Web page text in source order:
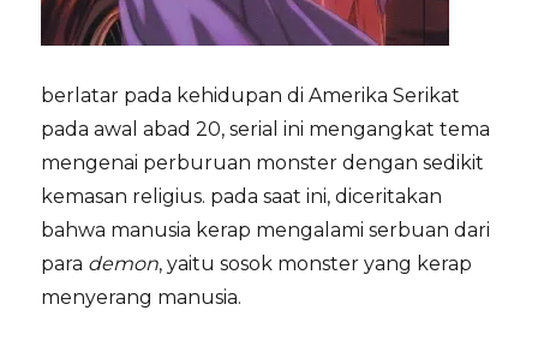
berlatar pada kehidupan di Amerika Serikat
pada awal abad 20, serial ini mengangkat tema
mengenai perburuan monster dengan sedikit
kemasan religius. pada saat ini, diceritakan
bahwa manusia kerap mengalami serbuan dari
para demon, yaitu sosok monster yang kerap
menyerang manusia.